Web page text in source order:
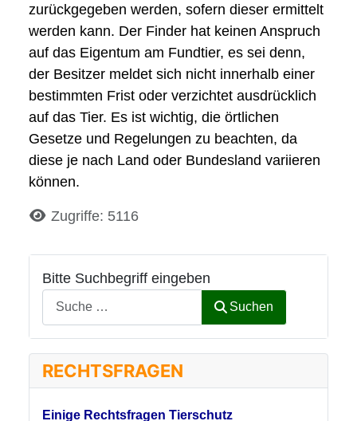
Bitte Suchbegriff eingeben
Suchen
RECHTSFRAGEN
Einige Rechtsfragen Tierschutz
zurückgegeben werden, sofern dieser ermittelt
werden kann. Der Finder hat keinen Anspruch
auf das Eigentum am Fundtier, es sei denn,
der Besitzer meldet sich nicht innerhalb einer
bestimmten Frist oder verzichtet ausdrücklich
auf das Tier. Es ist wichtig, die örtlichen
Gesetze und Regelungen zu beachten, da
diese je nach Land oder Bundesland variieren
können.
DetailsZugriffe: 5116